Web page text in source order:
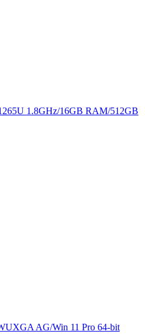
1.8GHz/16GB RAM/512GB
AG/Win 11 Pro 64-bit